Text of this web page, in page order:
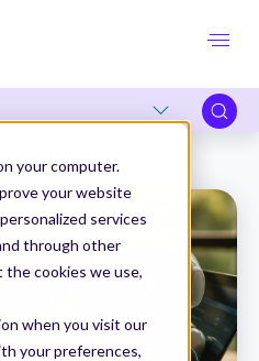
your computer.
your website
services
through other
the cookies we use,
when you visit our
your preferences,
significa “agente”? Y por qué deberías prestar atención al movimiento que acaba de hacer Zapier con MCP